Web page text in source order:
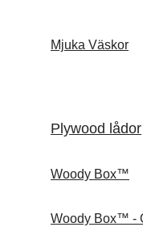
Mjuka Väskor
Plywood lådor
Woody Box™
Woody Box™ -